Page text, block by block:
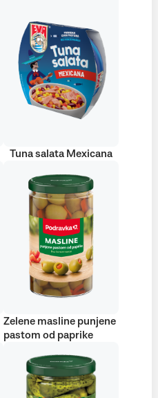
Tuna salata Mexicana
Zelene masline punjene
pastom od paprike